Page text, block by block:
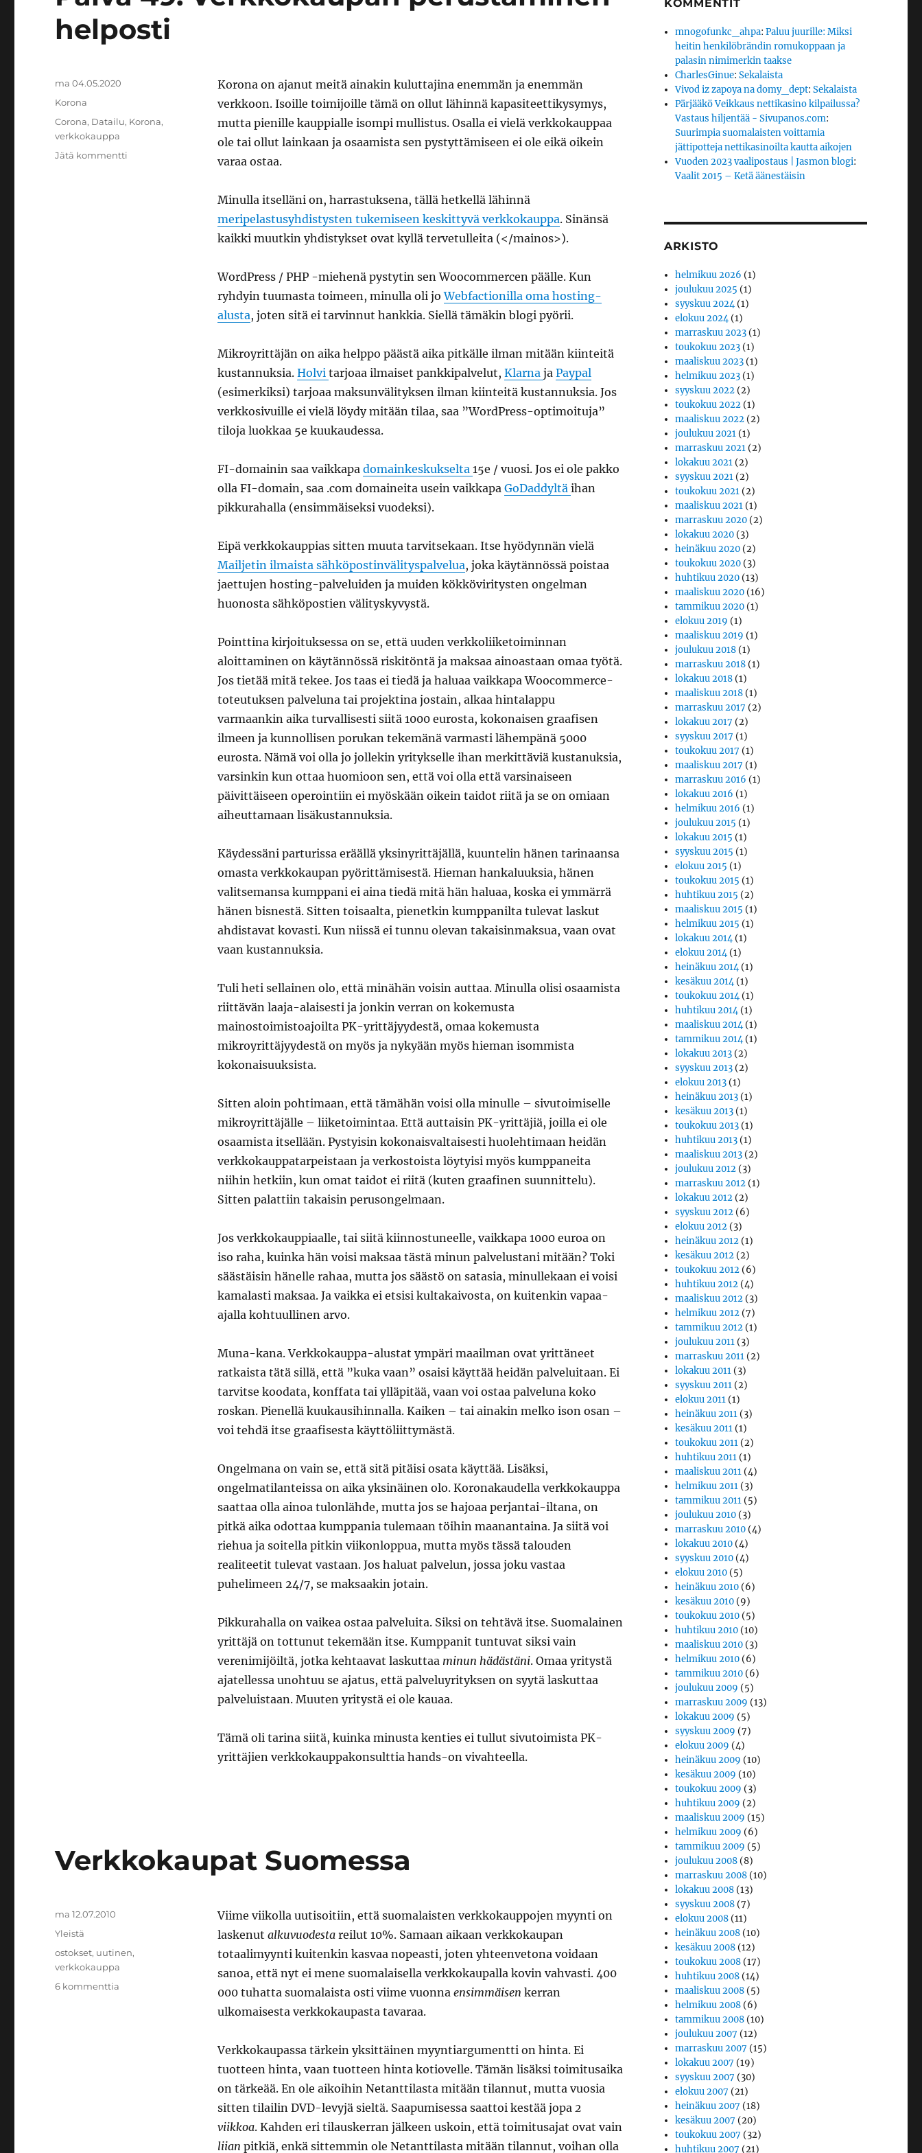
helposti
Korona on ajanut meitä ainakin kuluttajina enemmän ja enemmän
verkkoon. Isoille toimijoille tämä on ollut lähinnä kapasiteettikysymys,
mutta pienille kauppialle isompi mullistus. Osalla ei vielä verkkokauppaa
ole tai ollut lainkaan ja osaamista sen pystyttämiseen ei ole eikä oikein
varaa ostaa.
Minulla itselläni on, harrastuksena, tällä hetkellä lähinnä
meripelastusyhdistysten tukemiseen keskittyvä verkkokauppa. Sinänsä
kaikki muutkin yhdistykset ovat kyllä tervetulleita (</mainos>).
WordPress / PHP -miehenä pystytin sen Woocommercen päälle. Kun
ryhdyin tuumasta toimeen, minulla oli joWebfactionilla oma hosting-
alusta, joten sitä ei tarvinnut hankkia. Siellä tämäkin blogi pyörii.
Mikroyrittäjän on aika helppo päästä aika pitkälle ilman mitään kiinteitä
kustannuksia. Holvi tarjoaa ilmaiset pankkipalvelut, Klarna ja Paypal
(esimerkiksi) tarjoaa maksunvälityksen ilman kiinteitä kustannuksia. Jos
verkkosivuille ei vielä löydy mitään tilaa, saa ”WordPress-optimoituja”
tiloja luokkaa 5e kuukaudessa.
FI-domainin saa vaikkapa domainkeskukselta 15e / vuosi. Jos ei ole pakko
olla FI-domain, saa .com domaineita usein vaikkapa GoDaddyltä ihan
pikkurahalla (ensimmäiseksi vuodeksi).
Eipä verkkokauppias sitten muuta tarvitsekaan. Itse hyödynnän vielä
Mailjetin ilmaista sähköpostinvälityspalvelua, joka käytännössä poistaa
jaettujen hosting-palveluiden ja muiden kökköviritysten ongelman
huonosta sähköpostien välityskyvystä.
Pointtina kirjoituksessa on se, että uuden verkkoliiketoiminnan
aloittaminen on käytännössä riskitöntä ja maksaa ainoastaan omaa työtä.
Jos tietää mitä tekee. Jos taas ei tiedä ja haluaa vaikkapa Woocommerce-
toteutuksen palveluna tai projektina jostain, alkaa hintalappu
varmaankin aika turvallisesti siitä 1000 eurosta, kokonaisen graafisen
ilmeen ja kunnollisen porukan tekemänä varmasti lähempänä 5000
eurosta. Nämä voi olla jo jollekin yritykselle ihan merkittäviä kustanuksia,
varsinkin kun ottaa huomioon sen, että voi olla että varsinaiseen
päivittäiseen operointiin ei myöskään oikein taidot riitä ja se on omiaan
aiheuttamaan lisäkustannuksia.
Käydessäni parturissa eräällä yksinyrittäjällä, kuuntelin hänen tarinaansa
omasta verkkokaupan pyörittämisestä. Hieman hankaluuksia, hänen
valitsemansa kumppani ei aina tiedä mitä hän haluaa, koska ei ymmärrä
hänen bisnestä. Sitten toisaalta, pienetkin kumppanilta tulevat laskut
ahdistavat kovasti. Kun niissä ei tunnu olevan takaisinmaksua, vaan ovat
vaan kustannuksia.
Tuli heti sellainen olo, että minähän voisin auttaa. Minulla olisi osaamista
riittävän laaja-alaisesti ja jonkin verran on kokemusta
mainostoimistoajoilta PK-yrittäjyydestä, omaa kokemusta
mikroyrittäjyydestä on myös ja nykyään myös hieman isommista
kokonaisuuksista.
Sitten aloin pohtimaan, että tämähän voisi olla minulle – sivutoimiselle
mikroyrittäjälle – liiketoimintaa. Että auttaisin PK-yrittäjiä, joilla ei ole
osaamista itsellään. Pystyisin kokonaisvaltaisesti huolehtimaan heidän
verkkokauppatarpeistaan ja verkostoista löytyisi myös kumppaneita
niihin hetkiin, kun omat taidot ei riitä (kuten graafinen suunnittelu).
Sitten palattiin takaisin perusongelmaan.
Jos verkkokauppiaalle, tai siitä kiinnostuneelle, vaikkapa 1000 euroa on
iso raha, kuinka hän voisi maksaa tästä minun palvelustani mitään? Toki
säästäisin hänelle rahaa, mutta jos säästö on satasia, minullekaan ei voisi
kamalasti maksaa. Ja vaikka ei etsisi kultakaivosta, on kuitenkin vapaa-
ajalla kohtuullinen arvo.
Muna-kana. Verkkokauppa-alustat ympäri maailman ovat yrittäneet
ratkaista tätä sillä, että ”kuka vaan” osaisi käyttää heidän palveluitaan. Ei
tarvitse koodata, konffata tai ylläpitää, vaan voi ostaa palveluna koko
roskan. Pienellä kuukausihinnalla. Kaiken – tai ainakin melko ison osan –
voi tehdä itse graafisesta käyttöliittymästä.
Ongelmana on vain se, että sitä pitäisi osata käyttää. Lisäksi,
ongelmatilanteissa on aika yksinäinen olo. Koronakaudella verkkokauppa
saattaa olla ainoa tulonlähde, mutta jos se hajoaa perjantai-iltana, on
pitkä aika odottaa kumppania tulemaan töihin maanantaina. Ja siitä voi
riehua ja soitella pitkin viikonloppua, mutta myös tässä talouden
realiteetit tulevat vastaan. Jos haluat palvelun, jossa joku vastaa
puhelimeen 24/7, se maksaakin jotain.
Pikkurahalla on vaikea ostaa palveluita. Siksi on tehtävä itse. Suomalainen
yrittäjä on tottunut tekemään itse. Kumppanit tuntuvat siksi vain
verenimijöiltä, jotka kehtaavat laskuttaa minun hädästäni. Omaa yritystä
ajatellessa unohtuu se ajatus, että palveluyrityksen on syytä laskuttaa
palveluistaan. Muuten yritystä ei ole kauaa.
Tämä oli tarina siitä, kuinka minusta kenties ei tullut sivutoimista PK-
yrittäjien verkkokauppakonsulttia hands-on vivahteella.
Julkaistu
ma 04.05.2020
Kategoriat
Korona
Avainsanat
Corona, Datailu, Korona,
verkkokauppa
Jätä kommentti
Verkkokaupat Suomessa
Viime viikolla uutisoitiin, että suomalaisten verkkokauppojen myynti on
laskenut alkuvuodestareilut 10%. Samaan aikaan verkkokaupan
totaalimyynti kuitenkin kasvaa nopeasti, joten yhteenvetona voidaan
sanoa, että nyt ei mene suomalaisella verkkokaupalla kovin vahvasti. 400
000 tuhatta suomalaista osti viime vuonna ensimmäisen kerran
ulkomaisesta verkkokaupasta tavaraa.
Verkkokaupassa tärkein yksittäinen myyntiargumentti on hinta. Ei
tuotteen hinta, vaan tuotteen hinta kotiovelle. Tämän lisäksi toimitusaika
on tärkeää. En ole aikoihin Netanttilasta mitään tilannut, mutta vuosia
sitten tilailin DVD-levyjä sieltä. Saapumisessa saattoi kestää jopa 2
viikkoa. Kahden eri tilauskerran jälkeen uskoin, että toimitusajat ovat vain
liian pitkiä, enkä sittemmin ole Netanttilasta mitään tilannut, voihan olla
Julkaistu
ma 12.07.2010
Kategoriat
Yleistä
Avainsanat
ostokset, uutinen,
verkkokauppa
6 kommenttia
KOMMENTIT
mnogofunkc_ahpa:Paluu juurille: Miksi
heitin henkilöbrändin romukoppaan ja
palasin nimimerkin taakse
CharlesGinue:Sekalaista
Vivod iz zapoya na domy_dept:Sekalaista
Pärjääkö Veikkaus nettikasino kilpailussa?
Vastaus hiljentää - Sivupanos.com:
Suurimpia suomalaisten voittamia
jättipotteja nettikasinoilta kautta aikojen
Vuoden 2023 vaalipostaus | Jasmon blogi:
Vaalit 2015 – Ketä äänestäisin
ARKISTO
helmikuu 2026 (1)
joulukuu 2025 (1)
syyskuu 2024(1)
elokuu 2024(1)
marraskuu 2023 (1)
toukokuu 2023 (1)
maaliskuu 2023 (1)
helmikuu 2023 (1)
syyskuu 2022 (2)
toukokuu 2022 (1)
maaliskuu 2022 (2)
joulukuu 2021 (1)
marraskuu 2021 (2)
lokakuu 2021 (2)
syyskuu 2021 (2)
toukokuu 2021 (2)
maaliskuu 2021 (1)
marraskuu 2020 (2)
lokakuu 2020 (3)
heinäkuu 2020 (2)
toukokuu 2020 (3)
huhtikuu 2020 (13)
maaliskuu 2020 (16)
tammikuu 2020 (1)
elokuu 2019 (1)
maaliskuu 2019 (1)
joulukuu 2018 (1)
marraskuu 2018 (1)
lokakuu 2018 (1)
maaliskuu 2018 (1)
marraskuu 2017 (2)
lokakuu 2017 (2)
syyskuu 2017 (1)
toukokuu 2017 (1)
maaliskuu 2017 (1)
marraskuu 2016 (1)
lokakuu 2016 (1)
helmikuu 2016 (1)
joulukuu 2015 (1)
lokakuu 2015 (1)
syyskuu 2015 (1)
elokuu 2015 (1)
toukokuu 2015 (1)
huhtikuu 2015 (2)
maaliskuu 2015 (1)
helmikuu 2015 (1)
lokakuu 2014(1)
elokuu 2014(1)
heinäkuu 2014(1)
kesäkuu 2014(1)
toukokuu 2014(1)
huhtikuu 2014(1)
maaliskuu 2014(1)
tammikuu 2014(1)
lokakuu 2013 (2)
syyskuu 2013 (2)
elokuu 2013 (1)
heinäkuu 2013 (1)
kesäkuu 2013 (1)
toukokuu 2013 (1)
huhtikuu 2013 (1)
maaliskuu 2013 (2)
joulukuu 2012 (3)
marraskuu 2012 (1)
lokakuu 2012 (2)
syyskuu 2012 (6)
elokuu 2012 (3)
heinäkuu 2012 (1)
kesäkuu 2012 (2)
toukokuu 2012 (6)
huhtikuu 2012 (4)
maaliskuu 2012 (3)
helmikuu 2012 (7)
tammikuu 2012 (1)
joulukuu 2011 (3)
marraskuu 2011 (2)
lokakuu 2011 (3)
syyskuu 2011 (2)
elokuu 2011 (1)
heinäkuu 2011 (3)
kesäkuu 2011 (1)
toukokuu 2011 (2)
huhtikuu 2011 (1)
maaliskuu 2011 (4)
helmikuu 2011 (3)
tammikuu 2011 (5)
joulukuu 2010 (3)
marraskuu 2010 (4)
lokakuu 2010 (4)
syyskuu 2010 (4)
elokuu 2010 (5)
heinäkuu 2010 (6)
kesäkuu 2010 (9)
toukokuu 2010 (5)
huhtikuu 2010 (10)
maaliskuu 2010 (3)
helmikuu 2010 (6)
tammikuu 2010 (6)
joulukuu 2009 (5)
marraskuu 2009 (13)
lokakuu 2009 (5)
syyskuu 2009 (7)
elokuu 2009 (4)
heinäkuu 2009 (10)
kesäkuu 2009 (10)
toukokuu 2009 (3)
huhtikuu 2009 (2)
maaliskuu 2009 (15)
helmikuu 2009 (6)
tammikuu 2009 (5)
joulukuu 2008 (8)
marraskuu 2008 (10)
lokakuu 2008 (13)
syyskuu 2008 (7)
elokuu 2008 (11)
heinäkuu 2008 (10)
kesäkuu 2008 (12)
toukokuu 2008 (17)
huhtikuu 2008 (14)
maaliskuu 2008 (5)
helmikuu 2008 (6)
tammikuu 2008 (10)
joulukuu 2007 (12)
marraskuu 2007 (15)
lokakuu 2007 (19)
syyskuu 2007 (30)
elokuu 2007 (21)
heinäkuu 2007 (18)
kesäkuu 2007 (20)
toukokuu 2007 (32)
huhtikuu 2007 (21)